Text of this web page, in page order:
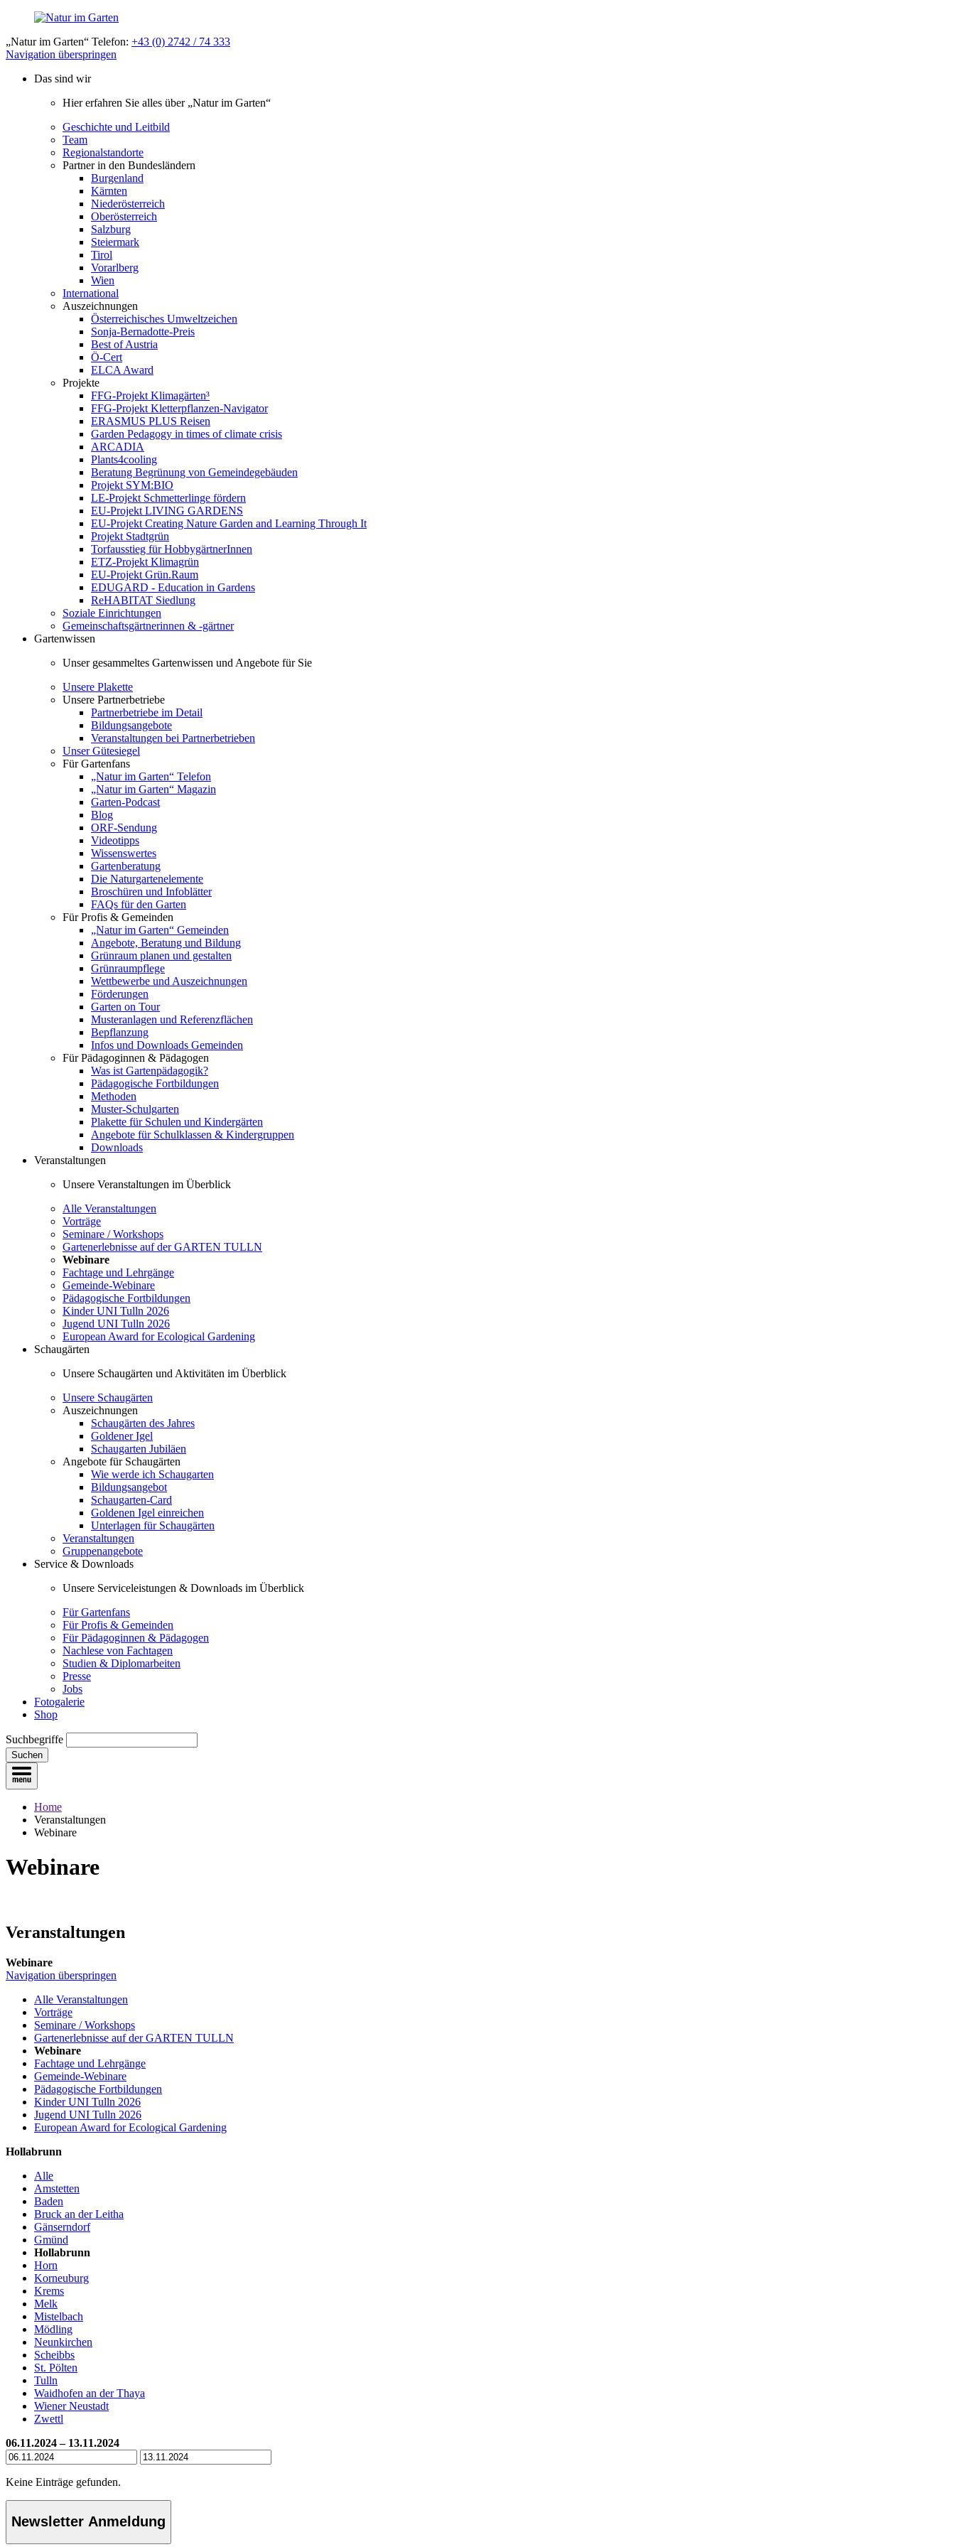
„Natur im Garten“ Telefon: +43 (0) 2742 / 74 333
Navigation überspringen
Das sind wir
Hier erfahren Sie alles über „Natur im Garten“
Geschichte und Leitbild
Team
Regionalstandorte
Partner in den Bundesländern
Burgenland
Kärnten
Niederösterreich
Oberösterreich
Salzburg
Steiermark
Tirol
Vorarlberg
Wien
International
Auszeichnungen
Österreichisches Umweltzeichen
Sonja-Bernadotte-Preis
Best of Austria
Ö-Cert
ELCA Award
Projekte
FFG-Projekt Klimagärten³
FFG-Projekt Kletterpflanzen-Navigator
ERASMUS PLUS Reisen
Garden Pedagogy in times of climate crisis
ARCADIA
Plants4cooling
Beratung Begrünung von Gemeindegebäuden
Projekt SYM:BIO
LE-Projekt Schmetterlinge fördern
EU-Projekt LIVING GARDENS
EU-Projekt Creating Nature Garden and Learning Through It
Projekt Stadtgrün
Torfausstieg für HobbygärtnerInnen
ETZ-Projekt Klimagrün
EU-Projekt Grün.Raum
EDUGARD - Education in Gardens
ReHABITAT Siedlung
Soziale Einrichtungen
Gemeinschaftsgärtnerinnen & -gärtner
Gartenwissen
Unser gesammeltes Gartenwissen und Angebote für Sie
Unsere Plakette
Unsere Partnerbetriebe
Partnerbetriebe im Detail
Bildungsangebote
Veranstaltungen bei Partnerbetrieben
Unser Gütesiegel
Für Gartenfans
„Natur im Garten“ Telefon
„Natur im Garten“ Magazin
Garten-Podcast
Blog
ORF-Sendung
Videotipps
Wissenswertes
Gartenberatung
Die Naturgartenelemente
Broschüren und Infoblätter
FAQs für den Garten
Für Profis & Gemeinden
„Natur im Garten“ Gemeinden
Angebote, Beratung und Bildung
Grünraum planen und gestalten
Grünraumpflege
Wettbewerbe und Auszeichnungen
Förderungen
Garten on Tour
Musteranlagen und Referenzflächen
Bepflanzung
Infos und Downloads Gemeinden
Für Pädagoginnen & Pädagogen
Was ist Gartenpädagogik?
Pädagogische Fortbildungen
Methoden
Muster-Schulgarten
Plakette für Schulen und Kindergärten
Angebote für Schulklassen & Kindergruppen
Downloads
Veranstaltungen
Unsere Veranstaltungen im Überblick
Alle Veranstaltungen
Vorträge
Seminare / Workshops
Gartenerlebnisse auf der GARTEN TULLN
Webinare
Fachtage und Lehrgänge
Gemeinde-Webinare
Pädagogische Fortbildungen
Kinder UNI Tulln 2026
Jugend UNI Tulln 2026
European Award for Ecological Gardening
Schaugärten
Unsere Schaugärten und Aktivitäten im Überblick
Unsere Schaugärten
Auszeichnungen
Schaugärten des Jahres
Goldener Igel
Schaugarten Jubiläen
Angebote für Schaugärten
Wie werde ich Schaugarten
Bildungsangebot
Schaugarten-Card
Goldenen Igel einreichen
Unterlagen für Schaugärten
Veranstaltungen
Gruppenangebote
Service & Downloads
Unsere Serviceleistungen & Downloads im Überblick
Für Gartenfans
Für Profis & Gemeinden
Für Pädagoginnen & Pädagogen
Nachlese von Fachtagen
Studien & Diplomarbeiten
Presse
Jobs
Fotogalerie
Shop
Suchbegriffe
Suchen
Home
Veranstaltungen
Webinare
Webinare
Veranstaltungen
Webinare
Navigation überspringen
Alle Veranstaltungen
Vorträge
Seminare / Workshops
Gartenerlebnisse auf der GARTEN TULLN
Webinare
Fachtage und Lehrgänge
Gemeinde-Webinare
Pädagogische Fortbildungen
Kinder UNI Tulln 2026
Jugend UNI Tulln 2026
European Award for Ecological Gardening
Hollabrunn
Alle
Amstetten
Baden
Bruck an der Leitha
Gänserndorf
Gmünd
Hollabrunn
Horn
Korneuburg
Krems
Melk
Mistelbach
Mödling
Neunkirchen
Scheibbs
St. Pölten
Tulln
Waidhofen an der Thaya
Wiener Neustadt
Zwettl
06.11.2024 – 13.11.2024
Keine Einträge gefunden.
Newsletter Anmeldung